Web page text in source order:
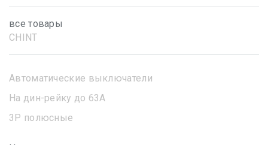
все товары
CHINT
Автоматические выключатели
На дин-рейку до 63А
3Р полюсные